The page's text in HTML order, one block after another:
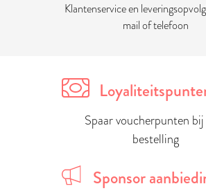
Klantenservice en
mail of telefoon
Spaar voucherpunten
bestelling
Sponsor